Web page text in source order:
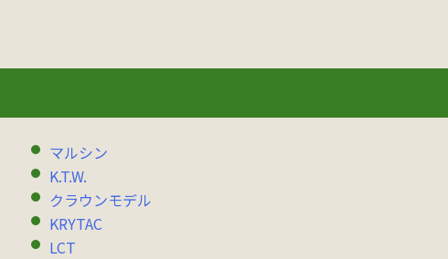
マルシン
K.T.W.
クラウンモデル
KRYTAC
LCT